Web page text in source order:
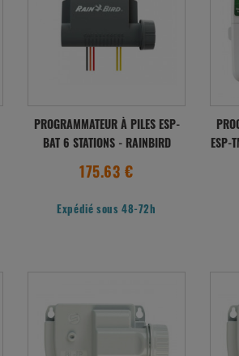
PROGRAMMATEUR À PILES ESP-
BAT 6 STATIONS - RAINBIRD
175.63 €
Expédié sous 48-72h
ESP-